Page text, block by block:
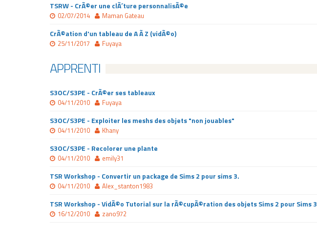
TSRW - CrÃ©er une clÃ´ture personnalisÃ©e
02/07/2014 Maman Gateau
CrÃ©ation d'un tableau de A Ã Z (vidÃ©o)
25/11/2017 Fuyaya
APPRENTI
S3OC/S3PE - CrÃ©er ses tableaux
04/11/2010 Fuyaya
S3OC/S3PE - Exploiter les meshs des objets "non jouables"
04/11/2010 Khany
S3OC/S3PE - Recolorer une plante
04/11/2010 emily31
TSR Workshop - Convertir un package de Sims 2 pour sims 3.
04/11/2010 Alex_stanton1983
TSR Workshop - VidÃ©o Tutorial sur la rÃ©cupÃ©ration des objets Sims 2 pour Sims 3
16/12/2010 zano972